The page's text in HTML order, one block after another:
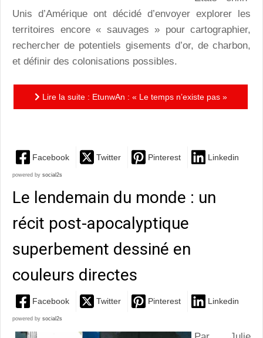
Unis d’Amérique ont décidé d’envoyer explorer les
territoires encore « sauvages » pour cartographier,
rechercher de potentiels gisements d’or, de charbon,
et définir des colonisations possibles.
Lire la suite : EtunwAn : « Le temps n’existe pas »
Facebook Twitter Pinterest Linkedin
powered by social2s
Le lendemain du monde : un
récit post-apocalyptique
superbement dessiné en
couleurs directes
Facebook Twitter Pinterest Linkedin
powered by social2s